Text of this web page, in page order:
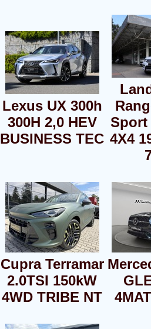
Lexus UX 300h
300H 2,0 HEV
BUSINESS TEC
Sport
4X4
Cupra Terramar
2.0TSI 150kW
4WD TRIBE NT